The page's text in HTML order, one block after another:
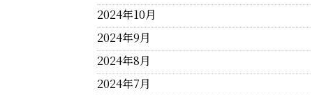
2024年10月
2024年9月
2024年8月
2024年7月